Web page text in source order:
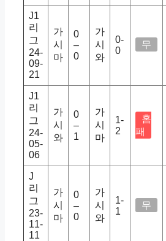
J1
리
그
24-
09-
21
가
시
마
0
–
0
가
시
와
0-
0
무
J1
리
그
24-
05-
06
가
시
와
0
–
1
가
시
마
1-
2
홈
패
J
리
그
23-
11-
11
가
시
마
0
–
0
가
시
와
1-
1
무